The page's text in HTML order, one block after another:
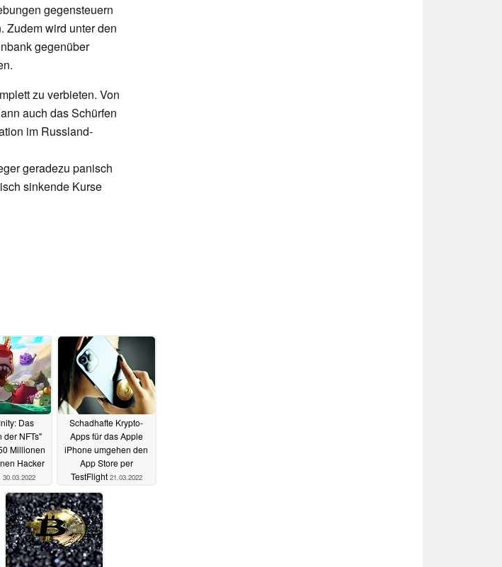
gegensteuern
Zudem wird unter den
gegenüber
zu verbieten. Von
auch das Schürfen
im Russland-
geradezu panisch
sinkende Kurse
Das
der NFTs"
Millionen
Hacker
30.03.2022
Schadhafte Krypto-
Apps für das Apple
iPhone umgehen den
App Store per
TestFlight 21.03.2022